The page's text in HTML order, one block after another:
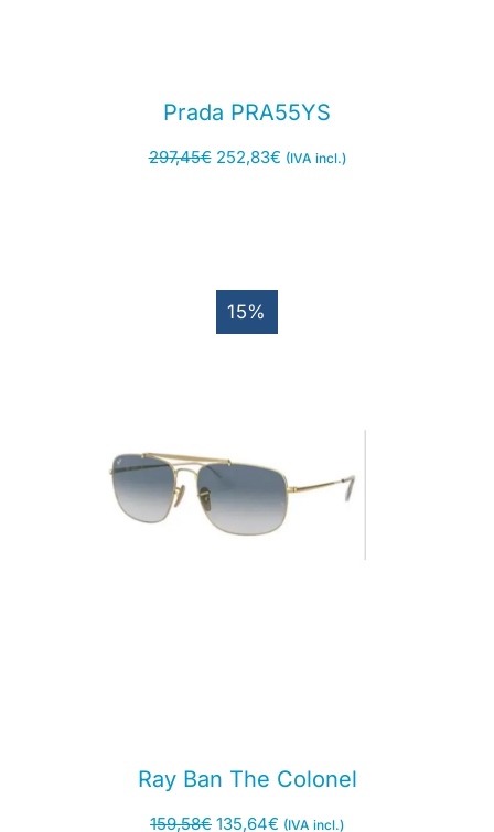
Prada PRA55YS
297,45€ 252,83€ (IVA incl.)
15%
Ray Ban The Colonel
159,58€ 135,64€ (IVA incl.)